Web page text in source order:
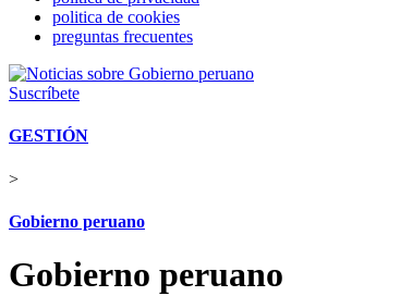
politica de cookies
preguntas frecuentes
Suscríbete
GESTIÓN
>
Gobierno peruano
Gobierno peruano